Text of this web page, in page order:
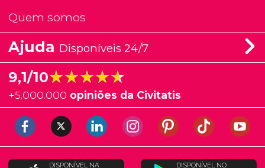
Quem somos
Ajuda Disponíveis 24/7
9,1/10★★★★★
★★★★★
+5.000.000 opiniões da Civitatis
DISPONÍVEL NA DISPONÍVEL NO